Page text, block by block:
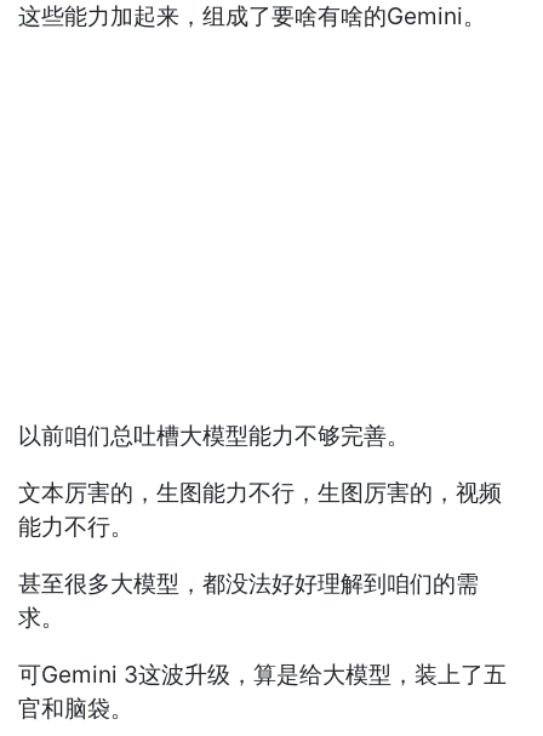
这些能力加起来，组成了要啥有啥的Gemini。
以前咱们总吐槽大模型能力不够完善。
文本厉害的，生图能力不行，生图厉害的，视频
能力不行。
甚至很多大模型，都没法好好理解到咱们的需
求。
可Gemini 3这波升级，算是给大模型，装上了五
官和脑袋。